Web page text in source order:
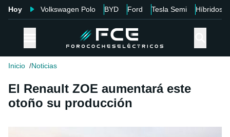
Hoy Volkswagen Polo BYD Ford Tesla Semi Híbridos
Inicio Noticias
El Renault ZOE aumentará este
otoño su producción